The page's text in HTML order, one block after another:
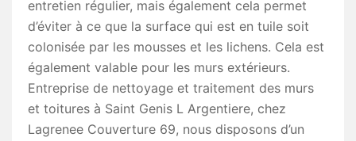
entretien régulier, mais également cela permet
d’éviter à ce que la surface qui est en tuile soit
colonisée par les mousses et les lichens. Cela est
également valable pour les murs extérieurs.
Entreprise de nettoyage et traitement des murs
et toitures à Saint Genis L Argentiere, chez
Lagrenee Couverture 69, nous disposons d’un